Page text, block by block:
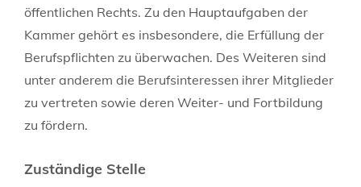
öffentlichen Rechts. Zu den Hauptaufgaben der
Kammer gehört es insbesondere, die Erfüllung der
Berufspflichten zu überwachen. Des Weiteren sind
unter anderem die Berufsinteressen ihrer Mitglieder
zu vertreten sowie deren Weiter- und Fortbildung
zu fördern.
Zuständige Stelle